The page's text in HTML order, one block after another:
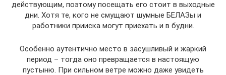
действующим, поэтому посещать его стоит в выходные
дни. Хотя те, кого не смущают шумные БЕЛАЗы и
работники прииска могут приехать и в будни.
Особенно аутентично место в засушливый и жаркий
период – тогда оно превращается в настоящую
пустыню. При сильном ветре можно даже увидеть